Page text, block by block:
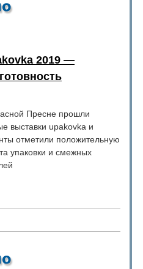
2019 —
Пресне прошли
выставки upakovka и
отметили положительную
упаковки и смежных